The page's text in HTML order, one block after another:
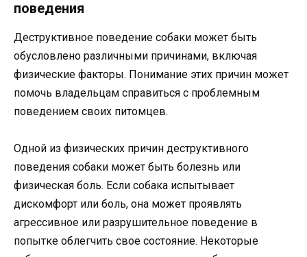
поведения
Деструктивное поведение собаки может быть
обусловлено различными причинами, включая
физические факторы. Понимание этих причин может
помочь владельцам справиться с проблемным
поведением своих питомцев.
Одной из физических причин деструктивного
поведения собаки может быть болезнь или
физическая боль. Если собака испытывает
дискомфорт или боль, она может проявлять
агрессивное или разрушительное поведение в
попытке облегчить свое состояние. Некоторые